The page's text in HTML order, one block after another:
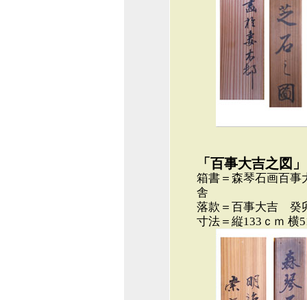
「百事大吉之図」
箱書＝森琴石画百
舎
落款＝百事大吉 癸
寸法＝縦133ｃｍ 横